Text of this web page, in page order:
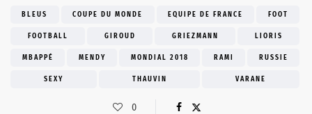
BLEUS COUPE DU MONDE EQUIPE DE FRANCE FOOT
FOOTBALL GIROUD GRIEZMANN LIORIS
MBAPPÉ MENDY MONDIAL 2018 RAMI RUSSIE
SEXY THAUVIN VARANE
0